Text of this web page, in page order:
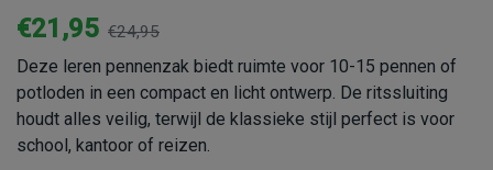
€21,95 €24,95
Deze leren pennenzak biedt ruimte voor 10-15 pennen of
potloden in een compact en licht ontwerp. De ritssluiting
houdt alles veilig, terwijl de klassieke stijl perfect is voor
school, kantoor of reizen.